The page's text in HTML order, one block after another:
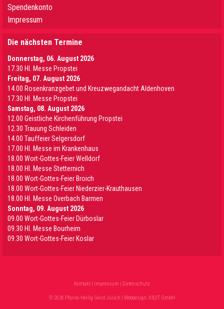
Spendenkonto
Impressum
Die nächsten Termine
Donnerstag, 06. August 2026
17.30 Hl. Messe Propstei
Freitag, 07. August 2026
14.00 Rosenkranzgebet und Kreuzwegandacht Aldenhoven
17.30 Hl. Messe Propstei
Samstag, 08. August 2026
12.00 Geistliche Kirchenführung Propstei
12.30 Trauung Schleiden
14.00 Tauffeier Selgersdorf
17.00 Hl. Messe im Krankenhaus
18.00 Wort-Gottes-Feier Welldorf
18.00 Hl. Messe Stetternich
18.00 Wort-Gottes-Feier Broich
18.00 Wort-Gottes-Feier Niederzier-Krauthausen
18.00 Hl. Messe Overbach Barmen
Sonntag, 09. August 2026
09.00 Wort-Gottes-Feier Dürboslar
09.30 HI. Messe Bourheim
09.30 Wort-Gottes-Feier Koslar
Kontakt | Impressum | Datenschutz
© 2026 Pfarrei Heilig Geist Jülich | Webdesign:XIQIT GmbH